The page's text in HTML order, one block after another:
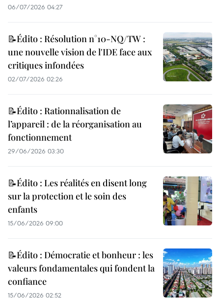
06/07/2026 04:27
📝Édito : Résolution n°10-NQ/TW :
une nouvelle vision de l'IDE face aux
critiques infondées
02/07/2026 02:26
📝Édito : Rationnalisation de
l’appareil : de la réorganisation au
fonctionnement
29/06/2026 03:30
📝Édito : Les réalités en disent long
sur la protection et le soin des
enfants
15/06/2026 09:00
📝Édito : Démocratie et bonheur : les
valeurs fondamentales qui fondent la
confiance
15/06/2026 02:52